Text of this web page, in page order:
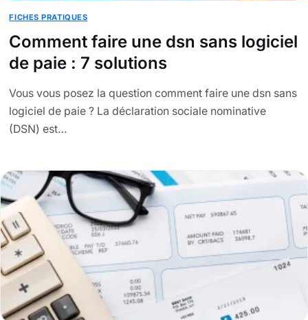
FICHES PRATIQUES
Comment faire une dsn sans logiciel
de paie : 7 solutions
Vous vous posez la question comment faire une dsn sans
logiciel de paie ? La déclaration sociale nominative
(DSN) est…